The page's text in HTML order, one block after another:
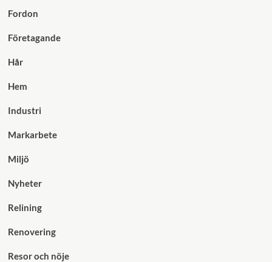
Fordon
Företagande
Hår
Hem
Industri
Markarbete
Miljö
Nyheter
Relining
Renovering
Resor och nöje